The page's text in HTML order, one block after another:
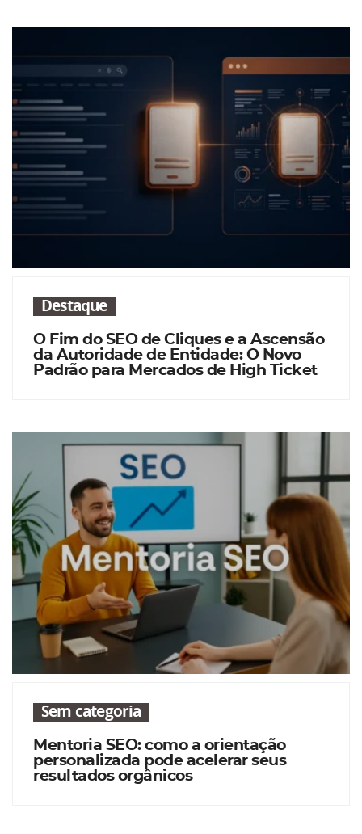
Destaque
O Fim do SEO de Cliques e a Ascensão
da Autoridade de Entidade: O Novo
Padrão para Mercados de High Ticket
Sem categoria
Mentoria SEO: como a orientação
personalizada pode acelerar seus
resultados orgânicos